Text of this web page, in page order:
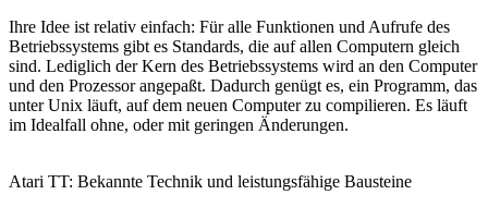
Ihre Idee ist relativ einfach: Für alle Funktionen und Aufrufe des
Betriebssystems gibt es Standards, die auf allen Computern gleich
sind. Lediglich der Kern des Betriebssystems wird an den Computer
und den Prozessor angepaßt. Dadurch genügt es, ein Programm, das
unter Unix läuft, auf dem neuen Computer zu compilieren. Es läuft
im Idealfall ohne, oder mit geringen Änderungen.
Atari TT: Bekannte Technik und leistungsfähige Bausteine